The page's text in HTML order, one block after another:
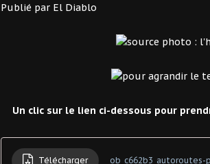
Publié par El Diablo
Un clic sur le lien ci-dessous pour
Télécharger